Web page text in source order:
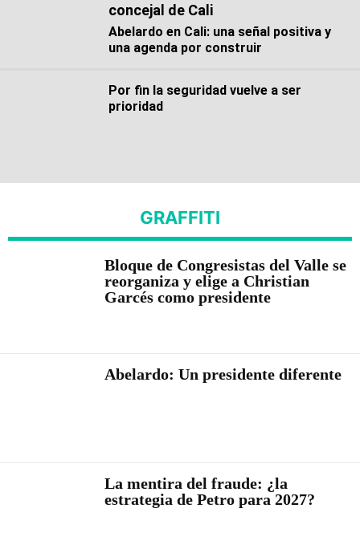
concejal de Cali
Abelardo en Cali: una señal positiva y
una agenda por construir
Por fin la seguridad vuelve a ser
prioridad
GRAFFITI
Bloque de Congresistas del Valle se
reorganiza y elige a Christian
Garcés como presidente
Abelardo: Un presidente diferente
La mentira del fraude: ¿la
estrategia de Petro para 2027?